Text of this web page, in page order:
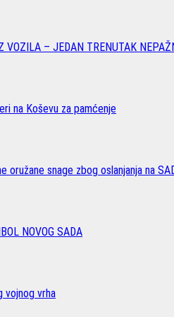
VOZILA – JEDAN TRENUTAK
na Koševu za pamćenje
oružane snage zbog oslanjanja na
NOVOG SADA
vojnog vrha